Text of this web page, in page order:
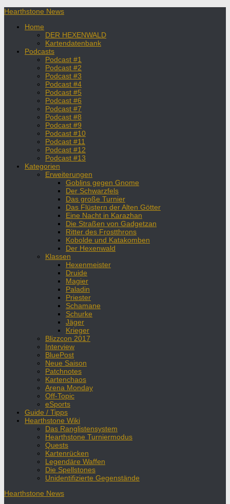
Hearthstone News
Home
DER HEXENWALD
Kartendatenbank
Podcasts
Podcast #1
Podcast #2
Podcast #3
Podcast #4
Podcast #5
Podcast #6
Podcast #7
Podcast #8
Podcast #9
Podcast #10
Podcast #11
Podcast #12
Podcast #13
Kategorien
Erweiterungen
Goblins gegen Gnome
Der Schwarzfels
Das große Turnier
Das Flüstern der Alten Götter
Eine Nacht in Karazhan
Die Straßen von Gadgetzan
Ritter des Frostthrons
Kobolde und Katakomben
Der Hexenwald
Klassen
Hexenmeister
Druide
Magier
Paladin
Priester
Schamane
Schurke
Jäger
Krieger
Blizzcon 2017
Interview
BluePost
Neue Saison
Patchnotes
Kartenchaos
Arena Monday
Off-Topic
eSports
Guide / Tipps
Hearthstone Wiki
Das Ranglistensystem
Hearthstone Turniermodus
Quests
Kartenrücken
Legendäre Waffen
Die Spellstones
Unidentifizierte Gegenstände
Hearthstone News